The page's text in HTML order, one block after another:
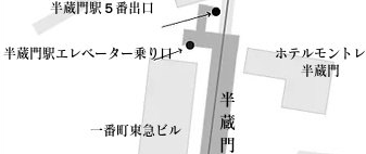
​半蔵門駅５番出口
​半蔵門駅エレベーター乗り口
​一番町東急ビル
ホテルモントレ
​半蔵門
​半
蔵
門